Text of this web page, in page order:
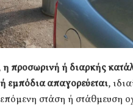
η προσωρινή ή διαρκής
εμπόδια απαγορεύεται,
στάση ή στάθμευση